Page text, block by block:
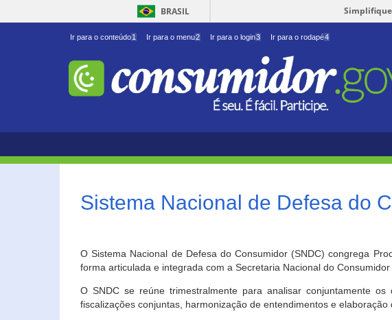
BRASIL
Ir para o conteúdo1 Ir para o menu2 Ir para o login3 Ir para o rodapé4
Sistema Nacional de Defesa do
O Sistema Nacional de Defesa do Consumidor (SNDC) congrega
forma articulada e integrada com a Secretaria Nacional do Consumidor
O SNDC se reúne trimestralmente para analisar conjuntamente
fiscalizações conjuntas, harmonização de entendimentos e